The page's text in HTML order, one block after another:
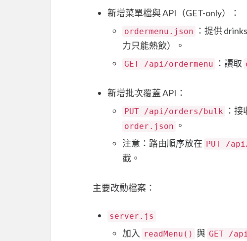
新增菜單檔與 API（GET-only）：
ordermenu.json
：提供
力只能熱飲）。
GET /api/ordermenu ：讀取
新增批次覆蓋 API：
PUT /api/orders/bulk ：
order.json 。
注意：路由順序放在 PUT /
截。
主要改動檔案：
server.js
加入 readMenu() 與 GET /